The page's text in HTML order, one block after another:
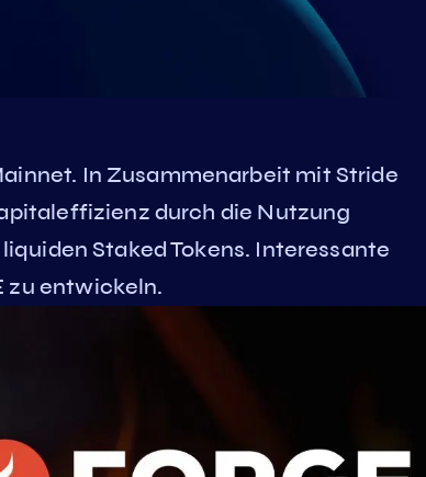
In Zusammenarbeit mit Stride
durch die Nutzung
Staked Tokens. Interessante
zu entwickeln.